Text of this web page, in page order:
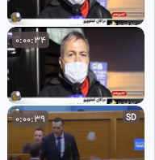
0:00:34
SD
0:00:39